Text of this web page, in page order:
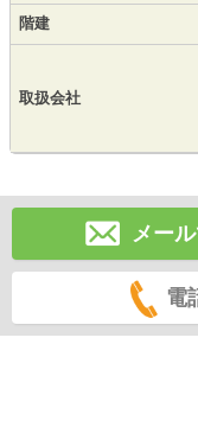
階建
取扱会社
メー
電